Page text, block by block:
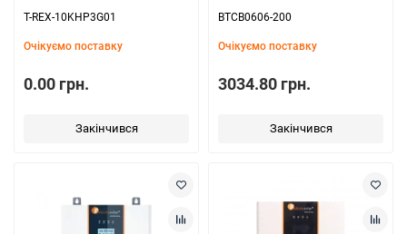
T-REX-10KHP3G01
Очікуємо поставку
0.00 грн.
Закінчився
BTCB0606-200
Очікуємо поставку
3034.80 грн.
Закінчився